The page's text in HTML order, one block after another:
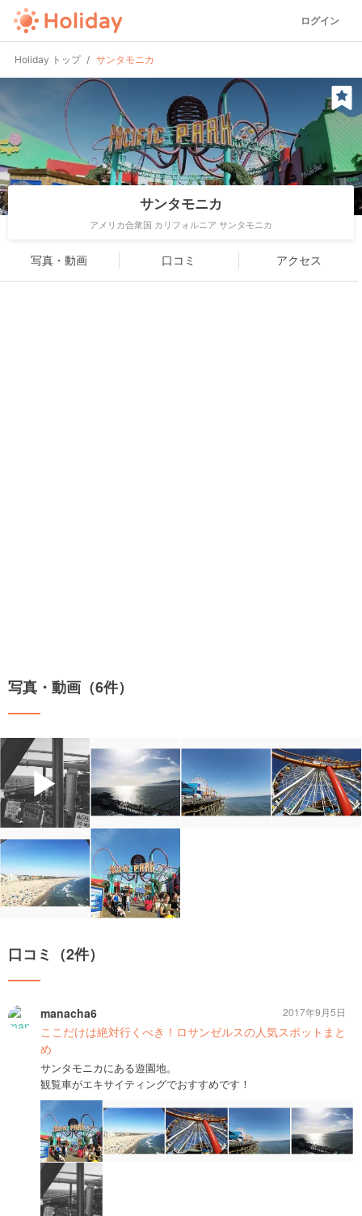
ログイン
Holiday トップ サンタモニカ
サンタモニカ
アメリカ合衆国 カリフォルニア サンタモニカ
写真・動画 口コミ アクセス
写真・動画（6件）
▶
口コミ（2件）
manacha6
ここだけは絶対行くべき！ロサンゼルスの人気スポットまと
め
サンタモニカにある遊園地。
観覧車がエキサイティングでおすすめです！
2017年9月5日